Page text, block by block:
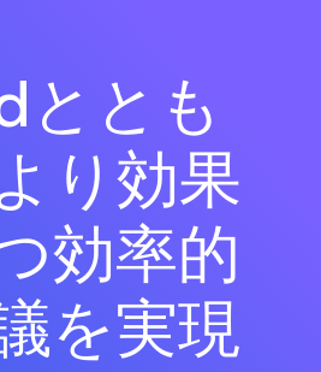
ととも
り効果
効率的
を実現